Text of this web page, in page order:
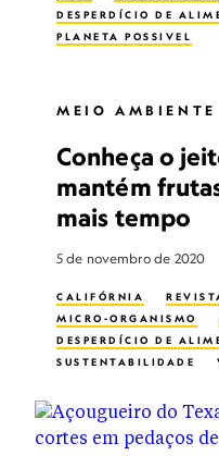
DESPERDÍCIO DE
PLANETA POSSIVEL
MEIO AMBIENTE
Conheça o
mantém
mais tempo
5 de novembro de 2020
CALIFÓRNIA
MICRO-ORGANISMO
DESPERDÍCIO DE
SUSTENTABILIDADE